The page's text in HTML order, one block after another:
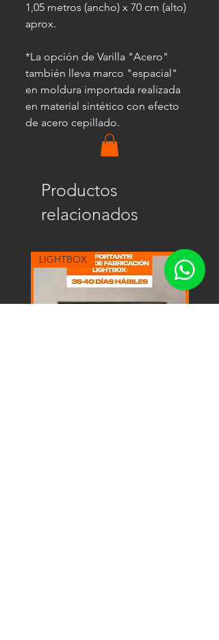
1,05 metros (ancho) x 70 cm (alto)
aprox.
*La opción de Varilla "Acero"
también lleva marco "espacial"
en moldura importada realizada
en material sintético con efecto
de acero cepillado.
Productos
relacionados
LIGHTBOX